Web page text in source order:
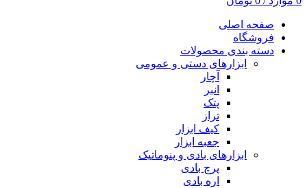
صفحه اصلی
فروشگاه
دسته بندی محصولات
ابزارهای دستی و عمومی
آچار
انبر
پتک
تراز
کیف ابزار
جعبه ابزار
ابزارهای بادی و پنوماتیک
پرچ بادی
اره بادی